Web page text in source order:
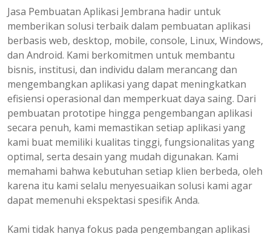
Jasa Pembuatan Aplikasi Jembrana hadir untuk
memberikan solusi terbaik dalam pembuatan aplikasi
berbasis web, desktop, mobile, console, Linux, Windows,
dan Android. Kami berkomitmen untuk membantu
bisnis, institusi, dan individu dalam merancang dan
mengembangkan aplikasi yang dapat meningkatkan
efisiensi operasional dan memperkuat daya saing. Dari
pembuatan prototipe hingga pengembangan aplikasi
secara penuh, kami memastikan setiap aplikasi yang
kami buat memiliki kualitas tinggi, fungsionalitas yang
optimal, serta desain yang mudah digunakan. Kami
memahami bahwa kebutuhan setiap klien berbeda, oleh
karena itu kami selalu menyesuaikan solusi kami agar
dapat memenuhi ekspektasi spesifik Anda.
Kami tidak hanya fokus pada pengembangan aplikasi